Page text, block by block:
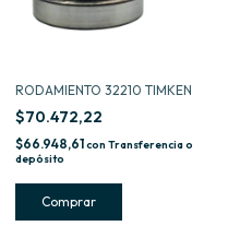
RODAMIENTO 32210 TIMKEN
$70.472,22
$66.948,61con Transferencia o
depósito